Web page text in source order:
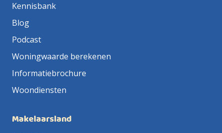
Kennisbank
Blog
Podcast
Woningwaarde berekenen
Informatiebrochure
Woondiensten
Makelaarsland